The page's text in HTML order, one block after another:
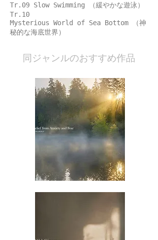
Tr.09 Slow Swimming （緩やかな遊泳）
Tr.10
Mysterious World of Sea Bottom （神
秘的な海底世界）
​同ジャンルのおすすめ作品